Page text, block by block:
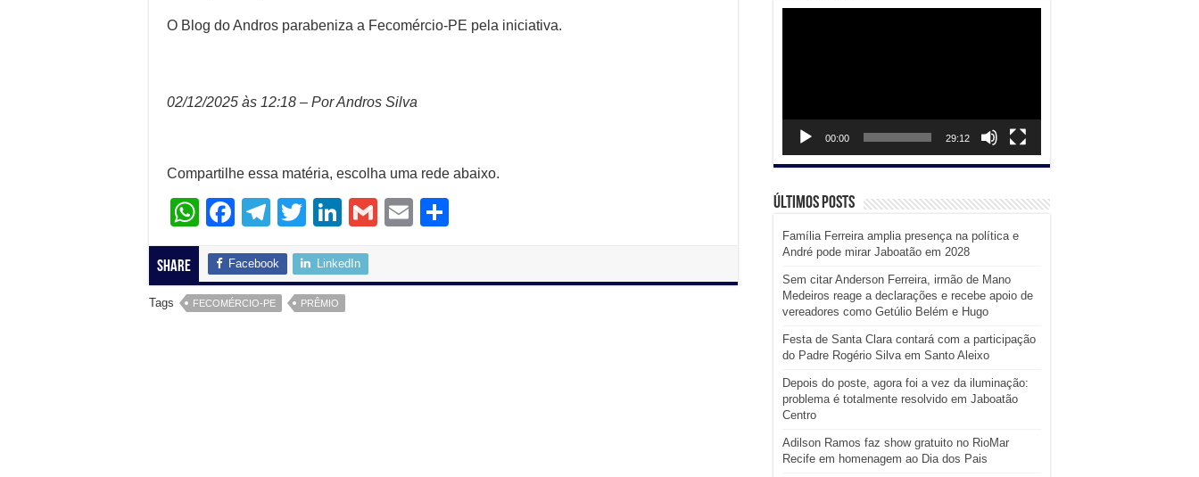
O Blog do Andros parabeniza a Fecomércio-PE pela iniciativa.
02/12/2025 às 12:18 – Por Andros Silva
Compartilhe essa matéria, escolha uma rede abaixo.
W
at
s
F
c
e
T
e
gr
T
tt
er
Li
k
e
G
E
Share Facebook LinkedIn
Tags FECOMÉRCIO-PE PRÊMIO
00:00 29:12
Últimos posts
Família Ferreira amplia presença na política e
André pode mirar Jaboatão em 2028
Sem citar Anderson Ferreira, irmão de Mano
Medeiros reage a declarações e recebe apoio de
vereadores como Getúlio Belém e Hugo
Festa de Santa Clara contará com a participação
do Padre Rogério Silva em Santo Aleixo
Depois do poste, agora foi a vez da iluminação:
problema é totalmente resolvido em Jaboatão
Centro
Adilson Ramos faz show gratuito no RioMar
Recife em homenagem ao Dia dos Pais